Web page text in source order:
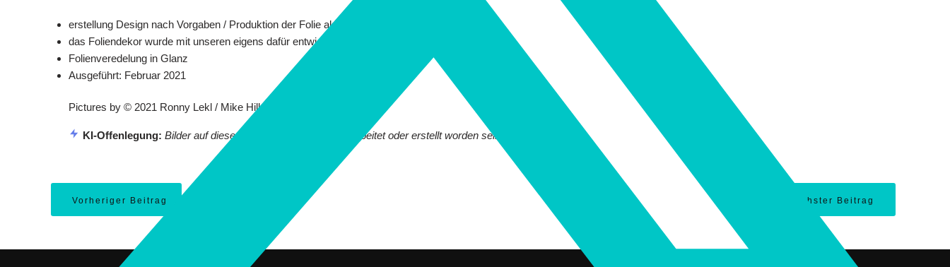
erstellung Design nach Vorgaben / Produktion der Folie als passgenaues Fullbodydekor
das Foliendekor wurde mit unseren eigens dafür entwickelten Template erstellt
Folienveredelung in Glanz
Ausgeführt: Februar 2021
Pictures by © 2021 Ronny Lekl / Mike Hillebrand
KI-Offenlegung: Bilder auf dieser Seite koennen mit KI bearbeitet oder erstellt worden sein.
Vorheriger Beitrag Nächster Beitrag